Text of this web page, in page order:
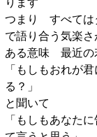
つまり すべては
で語り合う気楽
ある意味 最近の
「もしもおれが
る？」
と聞いて
「もしもあなた